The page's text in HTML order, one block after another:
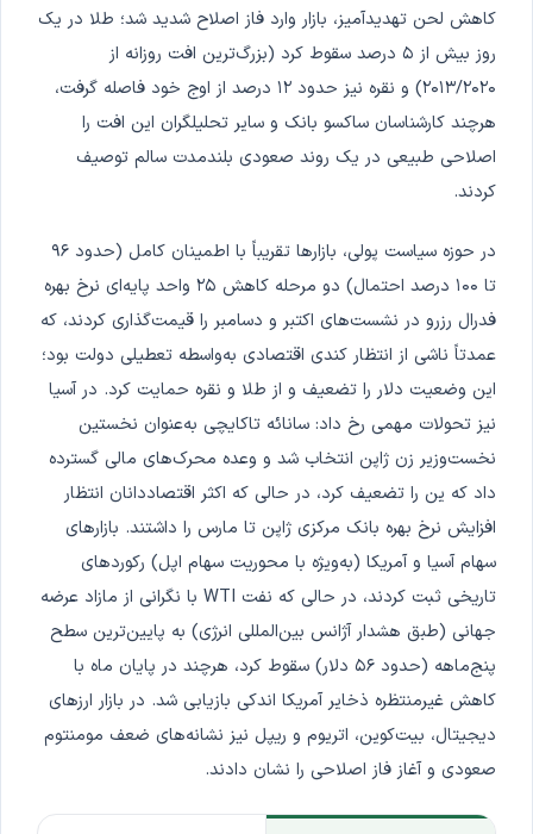
کاهش لحن تهدیدآمیز، بازار وارد فاز اصلاح شدید شد؛ طلا در یک
روز بیش از ۵ درصد سقوط کرد (بزرگ‌ترین افت روزانه از
۲۰۱۳/۲۰۲۰) و نقره نیز حدود ۱۲ درصد از اوج خود فاصله گرفت،
هرچند کارشناسان ساکسو بانک و سایر تحلیلگران این افت را
اصلاحی طبیعی در یک روند صعودی بلندمدت سالم توصیف
کردند.
در حوزه سیاست پولی، بازارها تقریباً با اطمینان کامل (حدود ۹۶
تا ۱۰۰ درصد احتمال) دو مرحله کاهش ۲۵ واحد پایه‌ای نرخ بهره
فدرال رزرو در نشست‌های اکتبر و دسامبر را قیمت‌گذاری کردند، که
عمدتاً ناشی از انتظار کندی اقتصادی به‌واسطه تعطیلی دولت بود؛
این وضعیت دلار را تضعیف و از طلا و نقره حمایت کرد. در آسیا
نیز تحولات مهمی رخ داد: سانائه تاکایچی به‌عنوان نخستین
نخست‌وزیر زن ژاپن انتخاب شد و وعده محرک‌های مالی گسترده
داد که ین را تضعیف کرد، در حالی که اکثر اقتصاددانان انتظار
افزایش نرخ بهره بانک مرکزی ژاپن تا مارس را داشتند. بازارهای
سهام آسیا و آمریکا (به‌ویژه با محوریت سهام اپل) رکوردهای
تاریخی ثبت کردند، در حالی که نفت WTI با نگرانی از مازاد عرضه
جهانی (طبق هشدار آژانس بین‌المللی انرژی) به پایین‌ترین سطح
پنج‌ماهه (حدود ۵۶ دلار) سقوط کرد، هرچند در پایان ماه با
کاهش غیرمنتظره ذخایر آمریکا اندکی بازیابی شد. در بازار ارزهای
دیجیتال، بیت‌کوین، اتریوم و ریپل نیز نشانه‌های ضعف مومنتوم
صعودی و آغاز فاز اصلاحی را نشان دادند.